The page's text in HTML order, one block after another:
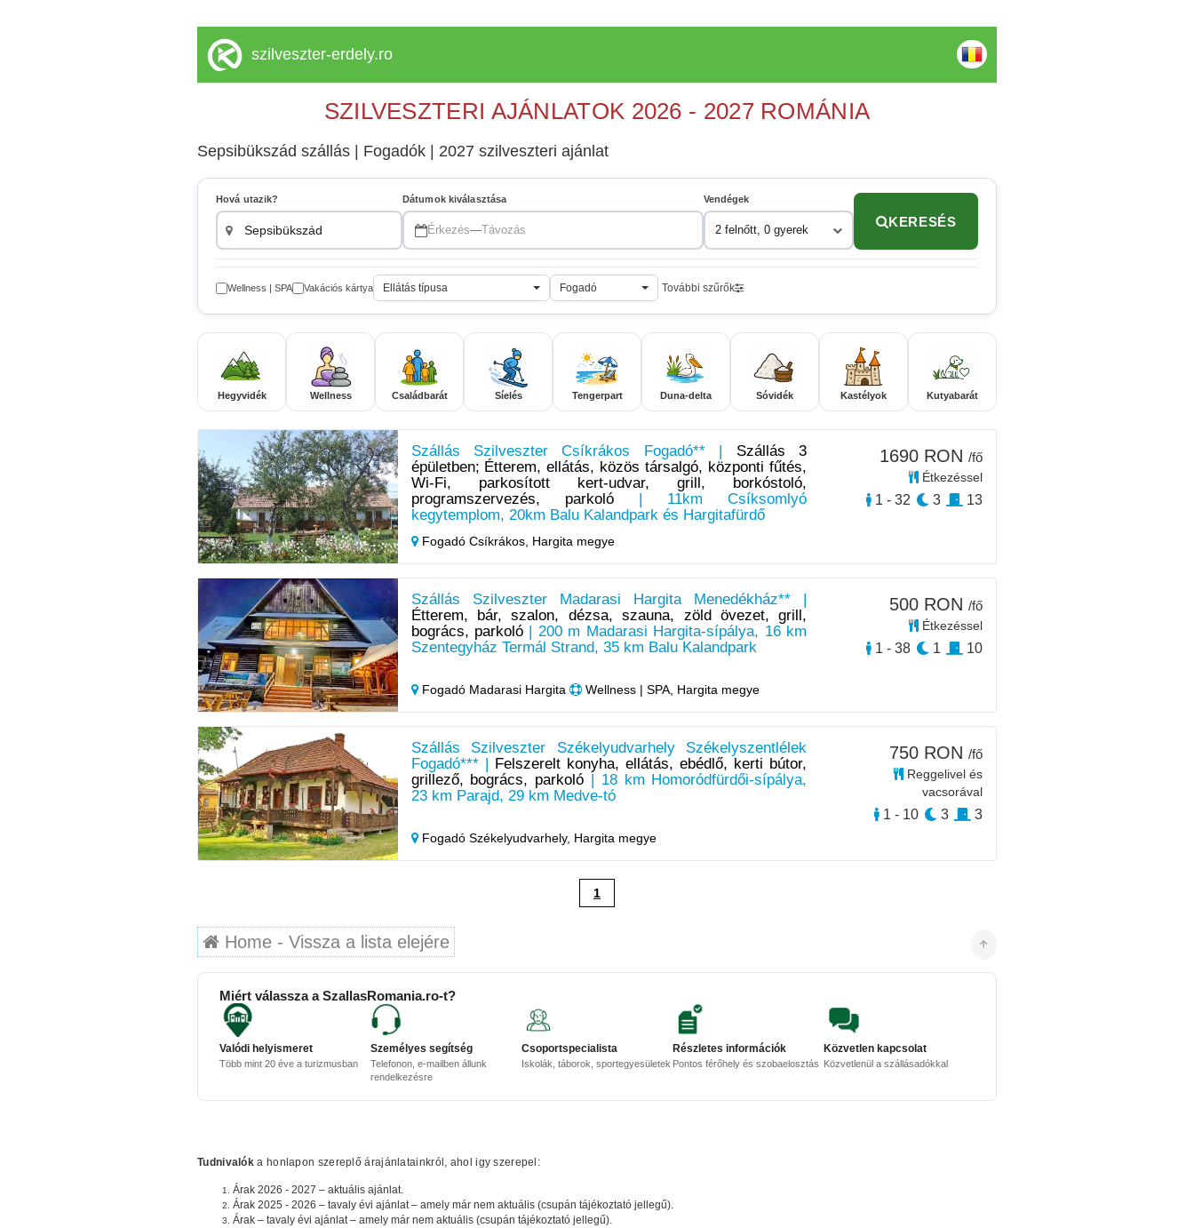
szilveszter-erdely.ro
SZILVESZTERI AJÁNLATOK 2026 - 2027 ROMÁNIA
Sepsibükszád szállás | Fogadók | 2027 szilveszteri ajánlat
Hová utazik? Dátumok kiválasztása
Érkezés—Távozás
Vendégek
2 felnőtt, 0 gyerek
KERESÉS
Wellness | SPA Vakációs kártya Ellátás típusa Fogadó További szűrők
Hegyvidék Wellness Családbarát Síelés Tengerpart Duna-delta Sóvidék Kastélyok Kutyabarát
Szállás Szilveszter Csíkrákos Fogadó** | Szállás 3
épületben; Étterem, ellátás, közös társalgó, központi fűtés,
Wi-Fi, parkosított kert-udvar, grill, borkóstoló,
programszervezés, parkoló| 11km Csíksomlyó
kegytemplom, 20km Balu Kalandpark és Hargitafürdő
Fogadó Csíkrákos, Hargita megye
1690 RON /fő
Étkezéssel
1 - 32 3 13
Szállás Szilveszter Madarasi Hargita Menedékház** |
Étterem, bár, szalon, dézsa, szauna, zöld övezet, grill,
bogrács, parkoló | 200 m Madarasi Hargita-sípálya, 16 km
Szentegyház Termál Strand, 35 km Balu Kalandpark
Fogadó Madarasi Hargita Wellness | SPA, Hargita megye
500 RON /fő
Étkezéssel
1 - 38 1 10
Szállás Szilveszter Székelyudvarhely Székelyszentlélek
Fogadó*** |
Felszerelt konyha, ellátás, ebédlő, kerti bútor,
grillező, bogrács, parkoló | 18 km Homoródfürdői-sípálya,
23 km Parajd, 29 km Medve-tó
Fogadó Székelyudvarhely, Hargita megye
750 RON /fő
Reggelivel és
vacsorával
1 - 10 3 3
1
Home - Vissza a lista elejére
Miért válassza a SzallasRomania.ro-t?
Valódi helyismeret
Több mint 20 éve a turizmusban
Személyes segítség
Telefonon, e-mailben állunk
rendelkezésre
Csoportspecialista
Iskolák, táborok, sportegyesületek
Részletes információk
Pontos férőhely és szobaelosztás
Közvetlen kapcsolat
Közvetlenül a szállásadókkal
Tudnivalók a honlapon szereplő árajánlatainkról, ahol igy szerepel:
Árak 2026 - 2027 – aktuális ajánlat.
Árak 2025 - 2026 – tavaly évi ajánlat – amely már nem aktuális (csupán tájékoztató jellegű).
Árak – tavaly évi ajánlat – amely már nem aktuális (csupán tájékoztató jellegű).